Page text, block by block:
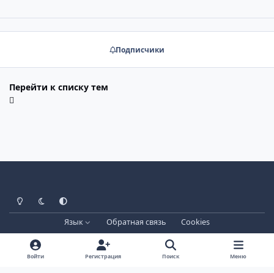
Подписчики
Перейти к списку тем
Светлый режим
Тёмный режим
Системные настройки
Язык Обратная связь
Cookies
Лицензия зарегистрирована на IPBSkins.ru
Powered by
Invision Community
Войти Регистрация Поиск Меню